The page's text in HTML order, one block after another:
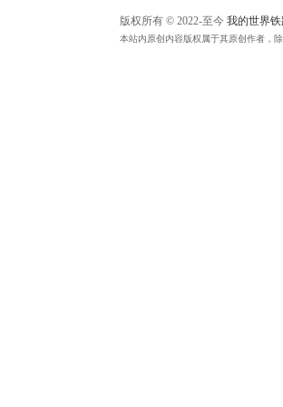
版权所有 © 2022-至今 我的世界
本站内原创内容版权属于其原创作者，